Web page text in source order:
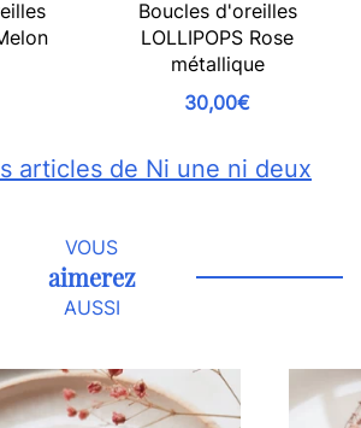
Boucles d'oreilles
LOLLIPOPS Rose
métallique
30,00€
articles de Ni une ni deux
VOUS
aimerez
AUSSI